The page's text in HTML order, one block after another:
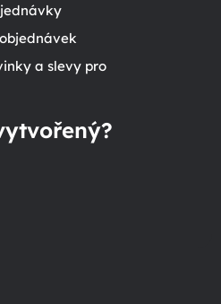
a slevy pro